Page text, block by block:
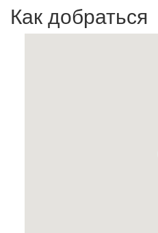
Как добраться